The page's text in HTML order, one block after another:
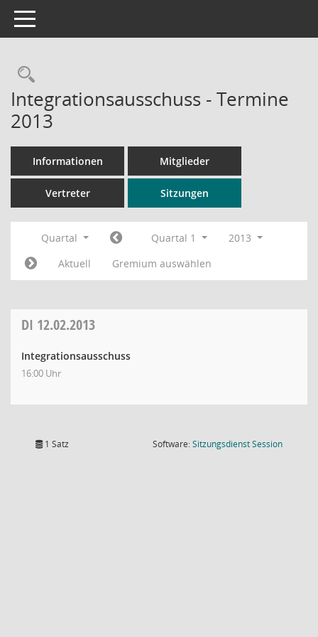
Toggle navigation
Rechercheauswahl
Integrationsausschuss - Termine
2013
Informationen Mitglieder
Vertreter Sitzungen
Quartal Quartal 1
2013
Aktuell
Gremium auswählen
DI 12.02.2013
Integrationsausschuss
16:00 Uhr
1 Satz Software:SitzungsdienstSession(Wird in